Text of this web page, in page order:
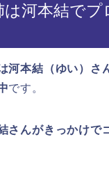
は河本結でプ
河本結（ゆい）さ
です。
さんがきっかけで